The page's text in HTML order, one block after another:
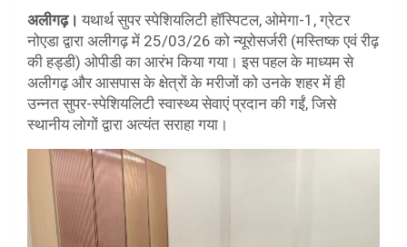
अलीगढ़। यथार्थ सुपर स्पेशियलिटी हॉस्पिटल, ओमेगा-1, ग्रेटर
नोएडा द्वारा अलीगढ़ में 25/03/26 को न्यूरोसर्जरी (मस्तिष्क एवं रीढ़
की हड्डी) ओपीडी का आरंभ किया गया। इस पहल के माध्यम से
अलीगढ़ और आसपास के क्षेत्रों के मरीजों को उनके शहर में ही
उन्नत सुपर-स्पेशियलिटी स्वास्थ्य सेवाएं प्रदान की गईं, जिसे
स्थानीय लोगों द्वारा अत्यंत सराहा गया।